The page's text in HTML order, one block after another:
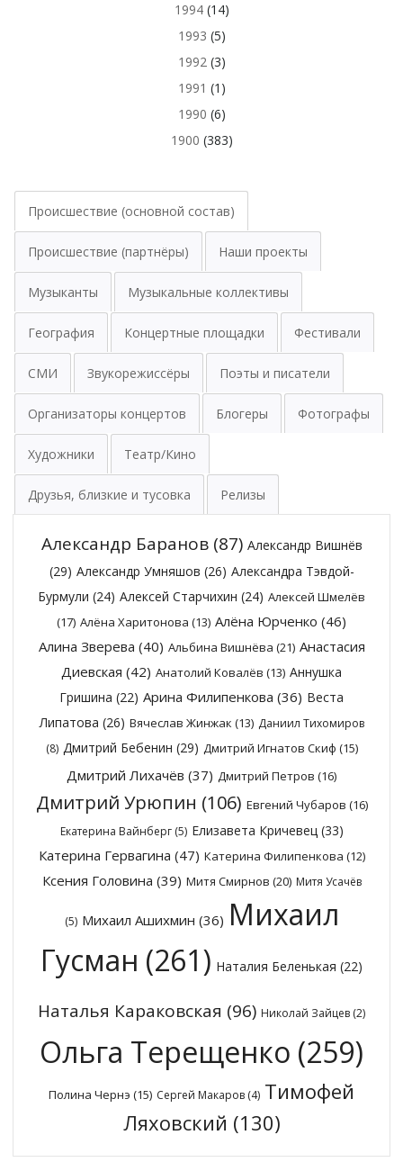
1994(14)
1993 (5)
1992(3)
1991 (1)
1990 (6)
1900 (383)
Происшествие (основной состав)
Происшествие (партнёры) Наши проекты
Музыканты Музыкальные коллективы
География Концертные площадки Фестивали
СМИ Звукорежиссёры Поэты и писатели
Организаторы концертов Блогеры Фотографы
Художники Театр/Кино
Друзья, близкие и тусовка Релизы
Александр Баранов(87) Александр Вишнёв
(29) Александр Умняшов (26) Александра Тэвдой-
Бурмули (24) Алексей Старчихин (24) Алексей Шмелёв
(17) Алёна Харитонова (13) Алёна Юрченко (46)
Алина Зверева (40) Альбина Вишнёва (21) Анастасия
Диевская (42) Анатолий Ковалёв (13) Аннушка
Гришина (22) Арина Филипенкова (36) Веста
Липатова (26) Вячеслав Жинжак (13) Даниил Тихомиров
(8) Дмитрий Бебенин (29) Дмитрий Игнатов Скиф (15)
Дмитрий Лихачёв (37) Дмитрий Петров (16)
Дмитрий Урюпин (106) Евгений Чубаров (16)
Екатерина Вайнберг(5) Елизавета Кричевец(33)
Катерина Гервагина (47) Катерина Филипенкова (12)
Ксения Головина (39) Митя Смирнов (20) Митя Усачёв
(5) Михаил Ашихмин (36) Михаил
Гусман (261) Наталия Беленькая (22)
Наталья Караковская (96) Николай Зайцев (2)
Ольга Терещенко (259)
Полина Чернэ (15) Сергей Макаров (4) Тимофей
Ляховский (130)